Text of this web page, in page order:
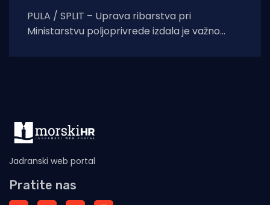
PULA / SPLIT – Uprava ribarstva pri
Ministarstvu poljoprivrede izdala je važno
Jadranski web portal
Pratite nas